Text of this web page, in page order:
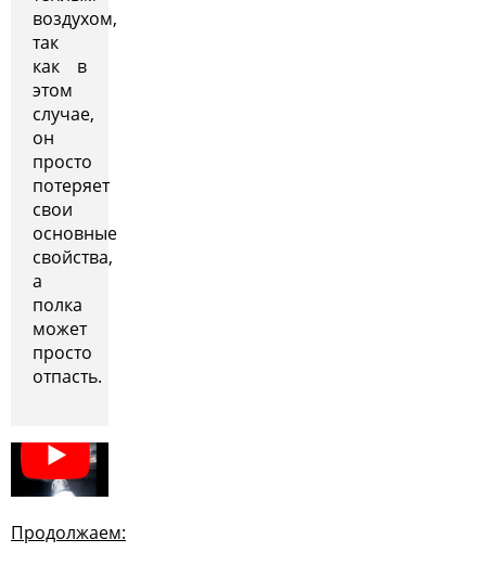
воздухом,
так
как в
этом
случае,
он
просто
потеряет
свои
основные
свойства,
а
полка
может
просто
отпасть.
Продолжаем: